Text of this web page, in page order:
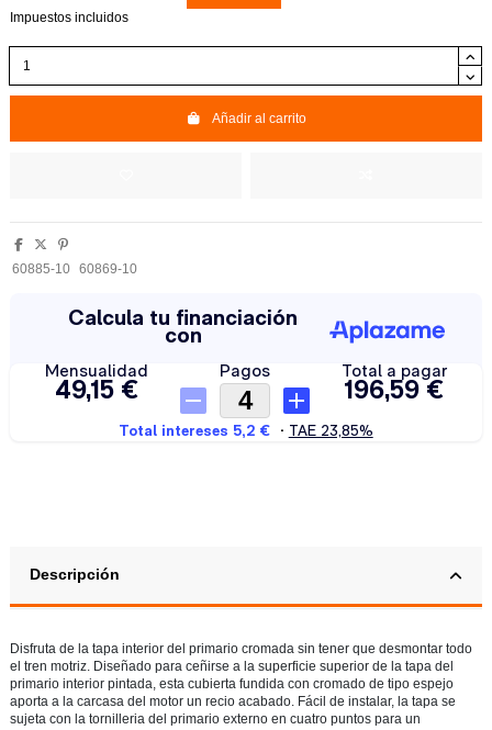
Impuestos incluidos
Añadir al carrito
60885-10 60869-10
Descripción
Disfruta de la tapa interior del primario cromada sin tener que desmontar todo
el tren motriz. Diseñado para ceñirse a la superficie superior de la tapa del
primario interior pintada, esta cubierta fundida con cromado de tipo espejo
aporta a la carcasa del motor un recio acabado. Fácil de instalar, la tapa se
sujeta con la tornilleria del primario externo en cuatro puntos para un